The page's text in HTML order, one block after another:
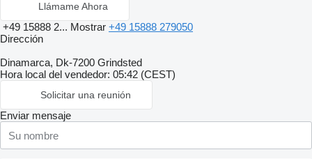
Llámame Ahora
+49 15888 2... Mostrar +49 15888 279050
Dirección
Dinamarca, Dk-7200 Grindsted
Hora local del vendedor: 05:42 (CEST)
Solicitar una reunión
Enviar mensaje